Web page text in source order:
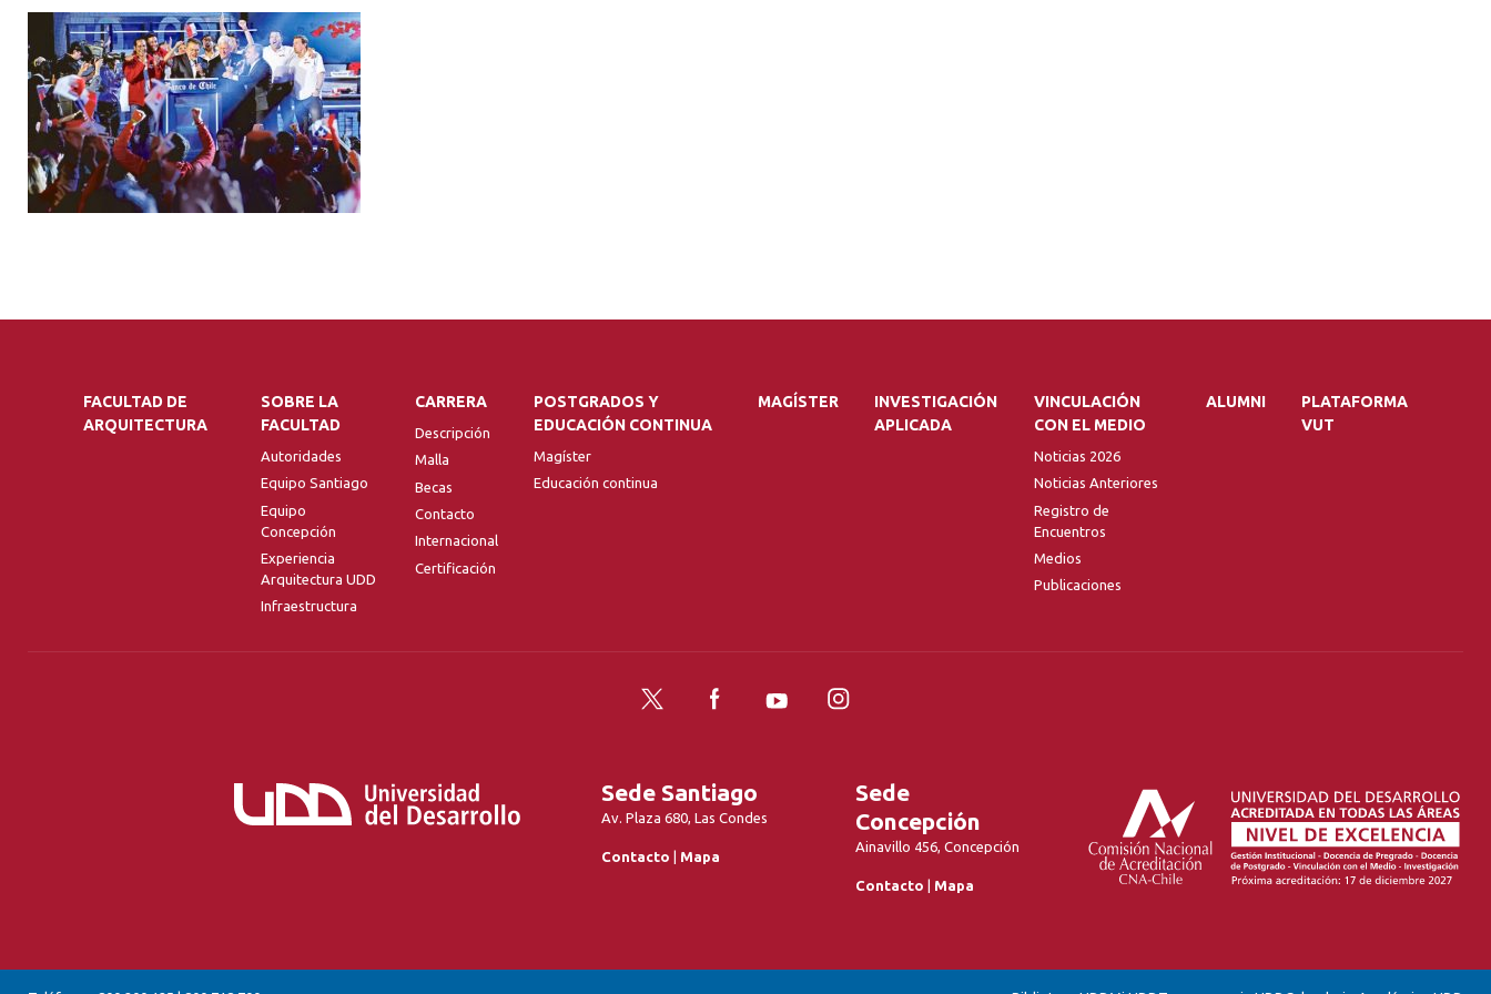
FACULTAD DE
ARQUITECTURA
SOBRE LA
FACULTAD
Autoridades
Equipo Santiago
Equipo
Concepción
Experiencia
Arquitectura UDD
Infraestructura
CARRERA
Descripción
Malla
Becas
Contacto
Internacional
Certificación
POSTGRADOS Y
EDUCACIÓN CONTINUA
Magíster
Educación continua
MAGÍSTER
INVESTIGACIÓN
APLICADA
VINCULACIÓN
CON EL MEDIO
Noticias 2026
Noticias Anteriores
Registro de
Encuentros
Medios
Publicaciones
ALUMNI
PLATAFORMA
VUT
Twitter FacebookYouTubeInstagram
Sede Santiago
Av. Plaza 680, Las Condes
Contacto | Mapa
Sede
Concepción
Ainavillo 456, Concepción
Contacto | Mapa